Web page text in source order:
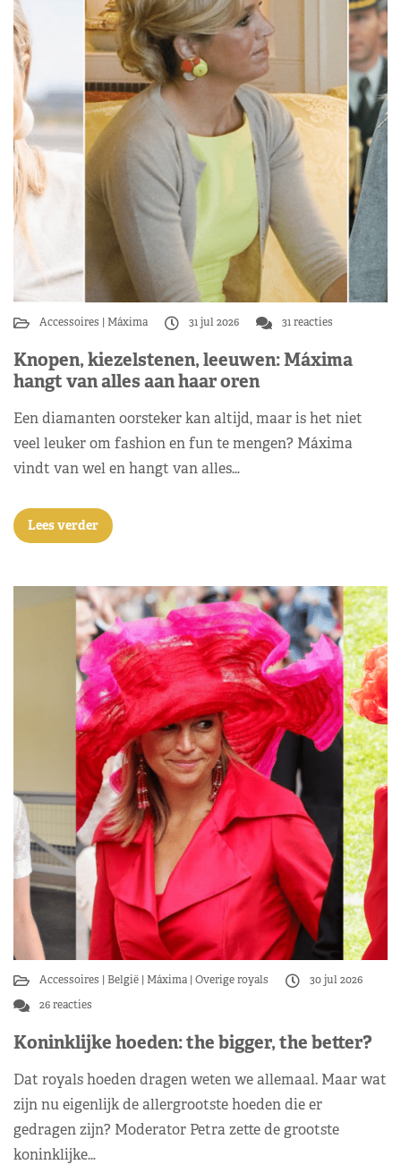
Accessoires Máxima 31 jul 2026 31 reacties
Knopen, kiezelstenen, leeuwen: Máxima
hangt van alles aan haar oren
Een diamanten oorsteker kan altijd, maar is het niet
veel leuker om fashion en fun te mengen? Máxima
vindt van wel en hangt van alles…
Lees verder
Accessoires België Máxima Overige royals
30 jul 2026
26 reacties
Koninklijke hoeden: the bigger, the better?
Dat royals hoeden dragen weten we allemaal. Maar wat
zijn nu eigenlijk de allergrootste hoeden die er
gedragen zijn? Moderator Petra zette de grootste
koninklijke…